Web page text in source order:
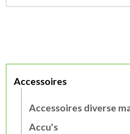
Accessoires
Accessoires diverse
Accu's